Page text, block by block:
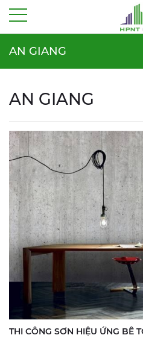
AN GIANG
AN GIANG
THI CÔNG SƠN HIỆU ỨNG BÊ